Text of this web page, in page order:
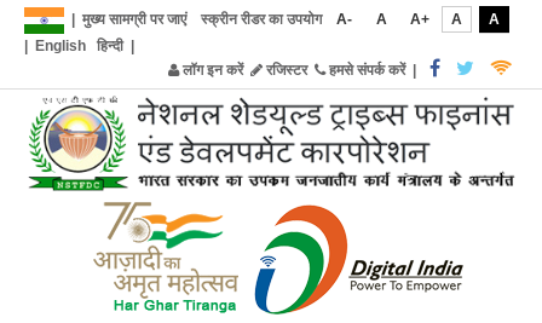
मुख्य सामग्री पर जाएं स्क्रीन रीडर का उपयोग A- A A+ A
A
English हिन्दी|
लॉग इन करें
रजिस्टर हमसे संपर्क करें|